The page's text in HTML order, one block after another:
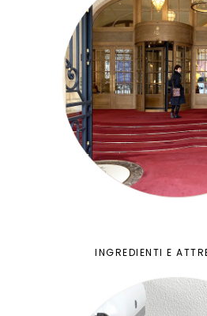
INGREDIENTI E